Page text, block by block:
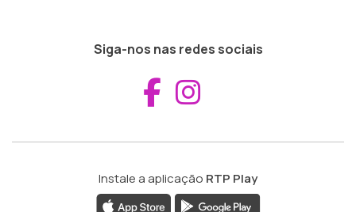
Siga-nos nas redes sociais
Aceder ao
Instale a aplicação RTP Play